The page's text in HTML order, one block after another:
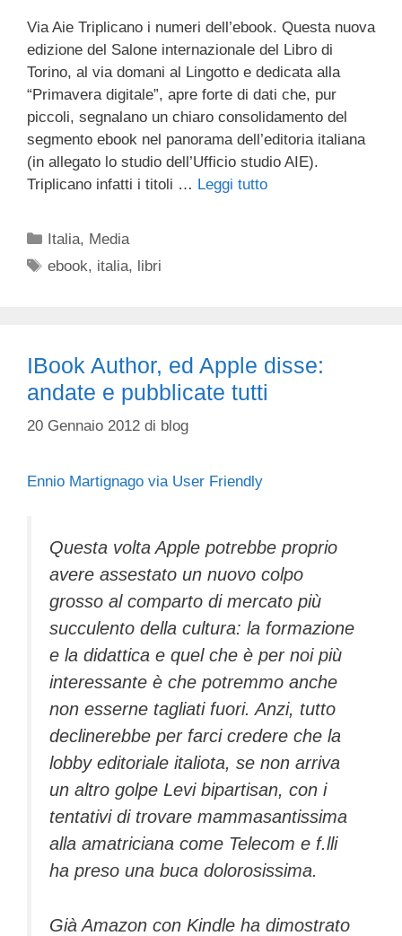
Via Aie Triplicano i numeri dell’ebook. Questa nuova
edizione del Salone internazionale del Libro di
Torino, al via domani al Lingotto e dedicata alla
“Primavera digitale”, apre forte di dati che, pur
piccoli, segnalano un chiaro consolidamento del
segmento ebook nel panorama dell’editoria italiana
(in allegato lo studio dell’Ufficio studio AIE).
Triplicano infatti i titoli … Leggi tutto
Categorie
Italia, Media
Tag
ebook, italia, libri
IBook Author, ed Apple disse:
andate e pubblicate tutti
20 Gennaio 2012 di blog
Ennio Martignago via User Friendly
Questa volta Apple potrebbe proprio
avere assestato un nuovo colpo
grosso al comparto di mercato più
succulento della cultura: la formazione
e la didattica e quel che è per noi più
interessante è che potremmo anche
non esserne tagliati fuori. Anzi, tutto
declinerebbe per farci credere che la
lobby editoriale italiota, se non arriva
un altro golpe Levi bipartisan, con i
tentativi di trovare mammasantissima
alla amatriciana come Telecom e f.lli
ha preso una buca dolorosissima.
Già Amazon con Kindle ha dimostrato